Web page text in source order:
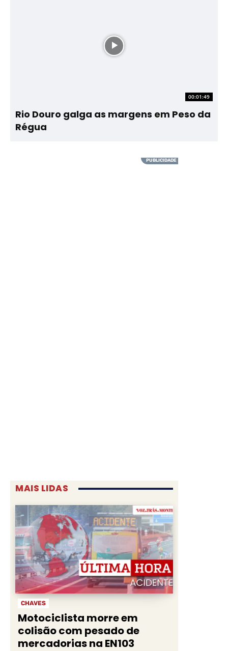
00:01:49
Rio Douro galga as margens em Peso da
Régua
MAIS LIDAS
CHAVES
Motociclista morre em
colisão com pesado de
mercadorias na EN103